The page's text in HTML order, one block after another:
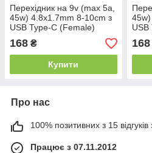
Перехідник на 9v (max 5a,
45w) 4.8x1.7mm 8-10cm з
USB Type-C (Female)
Quick Charge Power
Delivery QC|PD тригер (A
class) 1 день
168 ₴
Купити
USB
168
Про нас
100% позитивних з 15 відгуків
Працює з 07.11.2012